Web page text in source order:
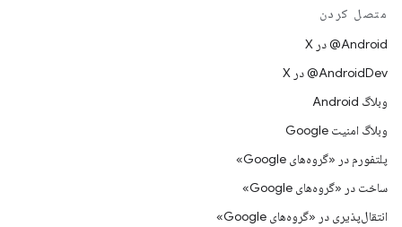
متصل کردن
‫‎@Android در X
‫‎@AndroidDev در X
وبلاگ Android
وبلاگ امنیت Google
پلتفورم در «گروه‌های Google»
ساخت در «گروه‌های Google»
انتقال‌پذیری در «گروه‌های Google»